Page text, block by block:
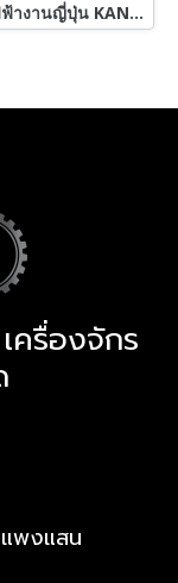
แม่เหล็กไฟฟ้างานญี่ปุ่น KANETEC OKAMOTO JAPAN ขนาด 400 x 600 mm แถมฟรีหม้อแปลงไฟ 220V
ครื่องจักร
พงแสน